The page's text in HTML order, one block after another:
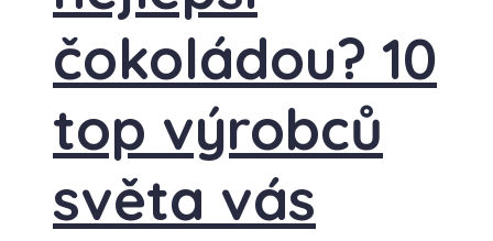
čokoládou? 10
top výrobců
světa vás